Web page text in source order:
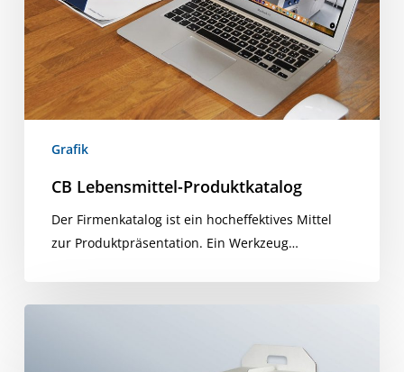
Grafik
CB Lebensmittel-Produktkatalog
Der Firmenkatalog ist ein hocheffektives Mittel
zur Produktpräsentation. Ein Werkzeug…